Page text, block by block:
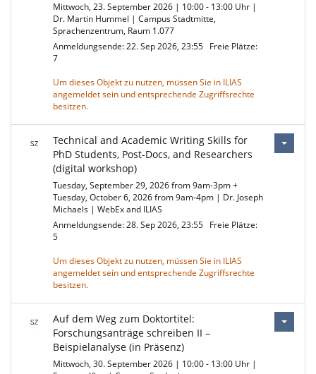
Mittwoch, 23. September 2026 | 10:00 - 13:00 Uhr |
Dr. Martin Hummel | Campus Stadtmitte,
Sprachenzentrum, Raum 1.077
Anmeldungsende: 22. Sep 2026, 23:55 Freie Plätze:
7
Um dieses Objekt zu nutzen, müssen Sie in ILIAS
angemeldet sein und entsprechende Zugriffsrechte
besitzen.
Technical and Academic Writing Skills for
PhD Students, Post-Docs, and Researchers
(digital workshop)
Tuesday, September 29, 2026 from 9am-3pm +
Tuesday, October 6, 2026 from 9am-4pm | Dr. Joseph
Michaels | WebEx and ILIAS
Anmeldungsende: 28. Sep 2026, 23:55 Freie Plätze:
5
Um dieses Objekt zu nutzen, müssen Sie in ILIAS
angemeldet sein und entsprechende Zugriffsrechte
besitzen.
Auf dem Weg zum Doktortitel:
Forschungsanträge schreiben II –
Beispielanalyse (in Präsenz)
Mittwoch, 30. September 2026 | 10:00 - 13:00 Uhr |